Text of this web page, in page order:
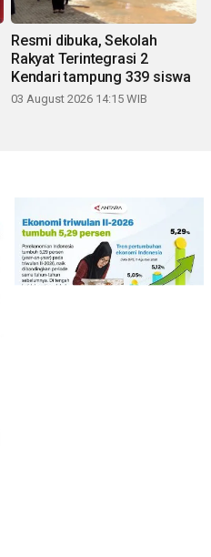
Resmi dibuka, Sekolah
Rakyat Terintegrasi 2
Kendari tampung 339 siswa
03 August 2026 14:15 WIB